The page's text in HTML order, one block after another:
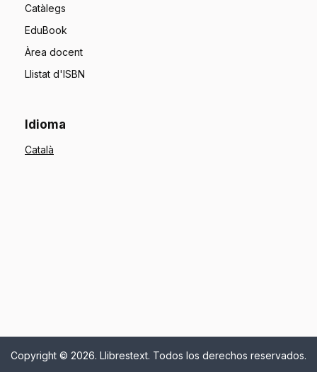
Catàlegs
EduBook
Àrea docent
Llistat d'ISBN
Idioma
Copyright © 2026. Llibrestext. Todos los derechos reservados.